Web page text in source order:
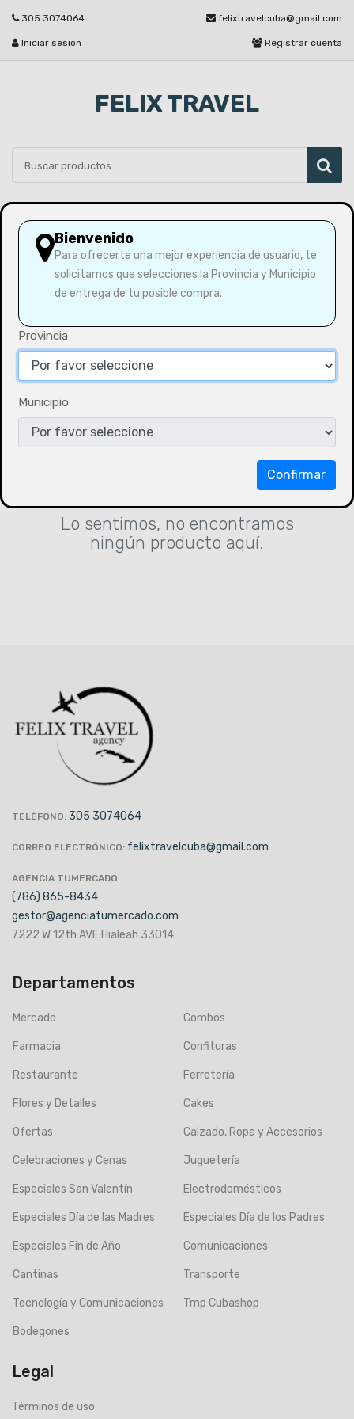
305 3074064 felixtravelcuba@gmail.com
Registrar cuenta
Iniciar sesión
FELIX TRAVEL
Por favor seleccione
Como en Habana
Lo sentimos, no encontramos
ningún producto aquí.
TELÉFONO: 305 3074064
CORREO ELECTRÓNICO: felixtravelcuba@gmail.com
AGENCIA TUMERCADO
(786) 865-8434
gestor@agenciatumercado.com
7222 W 12th AVE Hialeah 33014
Departamentos
Mercado Combos
Farmacia Confituras
Restaurante Ferretería
Flores y Detalles Cakes
Ofertas Calzado, Ropa y Accesorios
Celebraciones y Cenas Juguetería
Especiales San Valentín Electrodomésticos
Especiales Día de las Madres Especiales Día de los Padres
Especiales Fin de Año Comunicaciones
Cantinas Transporte
Tecnología y Comunicaciones Tmp Cubashop
Bodegones
Legal
Términos de uso
Bienvenido
Para ofrecerte una mejor experiencia de usuario, te
solicitamos que selecciones la Provincia y Municipio
de entrega de tu posible compra.
Provincia
Municipio
Confirmar